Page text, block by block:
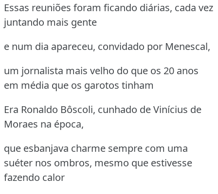
Essas reuniões foram ficando diárias, cada vez
juntando mais gente
e num dia apareceu, convidado por Menescal,
um jornalista mais velho do que os 20 anos
em média que os garotos tinham
Era Ronaldo Bôscoli, cunhado de Vinícius de
Moraes na época,
que esbanjava charme sempre com uma
suéter nos ombros, mesmo que estivesse
fazendo calor